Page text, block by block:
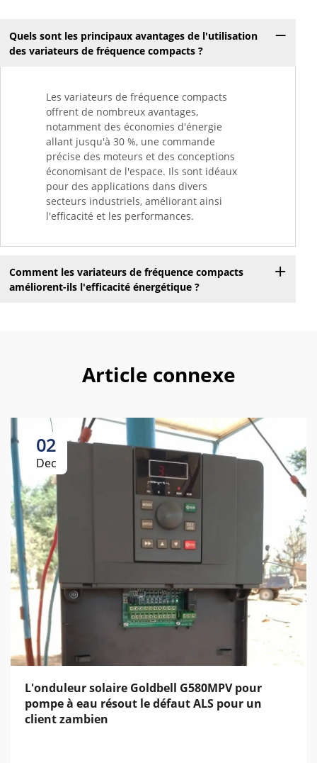
Quels sont les principaux avantages de l'utilisation
des variateurs de fréquence compacts ?
Les variateurs de fréquence compacts
offrent de nombreux avantages,
notamment des économies d'énergie
allant jusqu'à 30 %, une commande
précise des moteurs et des conceptions
économisant de l'espace. Ils sont idéaux
pour des applications dans divers
secteurs industriels, améliorant ainsi
l'efficacité et les performances.
Comment les variateurs de fréquence compacts
améliorent-ils l'efficacité énergétique ?
Article connexe
02
Dec
L'onduleur solaire Goldbell G580MPV pour
pompe à eau résout le défaut ALS pour un
client zambien